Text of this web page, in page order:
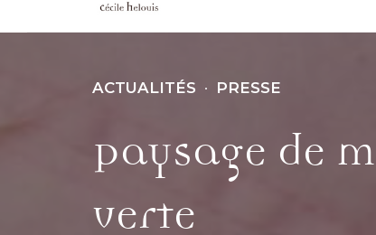
ACTUALITÉS PRESSE
Paysage de
verte